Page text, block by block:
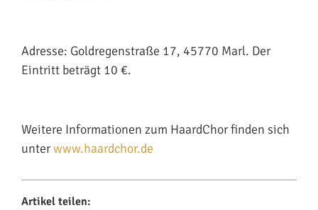
Adresse: Goldregenstraße 17, 45770 Marl. Der
Eintritt beträgt 10 €.
Weitere Informationen zum HaardChor finden sich
unterwww.haardchor.de
Artikel teilen: